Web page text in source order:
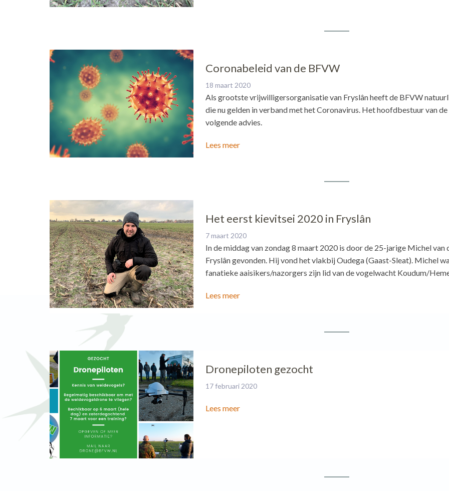
Coronabeleid van de BFVW
18 maart 2020
Als grootste vrijwilligersorganisatie van Fryslân heeft de BFVW
die nu gelden in verband met het Coronavirus. Het hoofdbestuur van
volgende advies.
Lees meer
Het eerst kievitsei 2020 in Fryslân
7 maart 2020
In de middag van zondag 8 maart 2020 is door de 25-jarige Michel
Fryslân gevonden. Hij vond het vlakbij Oudega (Gaast-Sleat). Michel
fanatieke aaisikers/nazorgers zijn lid van de vogelwacht Koudum/
Lees meer
Dronepiloten gezocht
17 februari 2020
Lees meer